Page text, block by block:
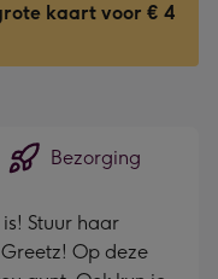
kaart voor € 4
Bezorging
Stuur haar
Op deze